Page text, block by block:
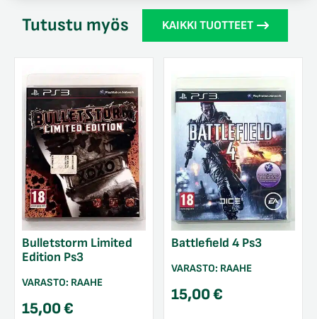
Tutustu myös KAIKKI TUOTTEET
Bulletstorm Limited
Edition Ps3
VARASTO: RAAHE
15,00€
Battlefield 4 Ps3
VARASTO: RAAHE
15,00€